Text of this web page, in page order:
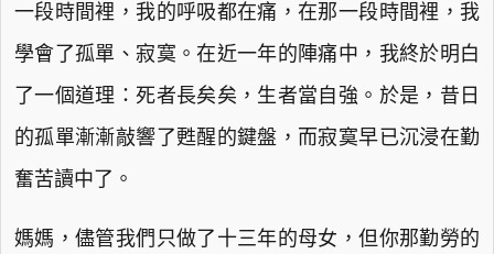
一段時間裡，我的呼吸都在痛，在那一段時間裡，我
學會了孤單、寂寞。在近一年的陣痛中，我終於明白
了一個道理：死者長矣矣，生者當自強。於是，昔日
的孤單漸漸敲響了甦醒的鍵盤，而寂寞早已沉浸在勤
奮苦讀中了。
媽媽，儘管我們只做了十三年的母女，但你那勤勞的